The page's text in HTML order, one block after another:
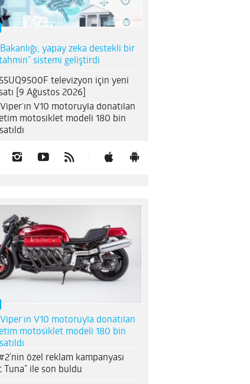
yapay zeka destekli bir
sistemi geliştirdi
televizyon için yeni
[9 Ağustos 2026]
V10 motoruyla donatılan
motosiklet modeli 180 bin
V10 motoruyla donatılan
motosiklet modeli 180 bin
özel reklam kampanyası
Tuna” ile son buldu